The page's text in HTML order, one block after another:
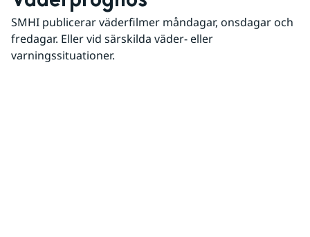
SMHI publicerar väderfilmer måndagar, onsdagar och
fredagar. Eller vid särskilda väder- eller
varningssituationer.